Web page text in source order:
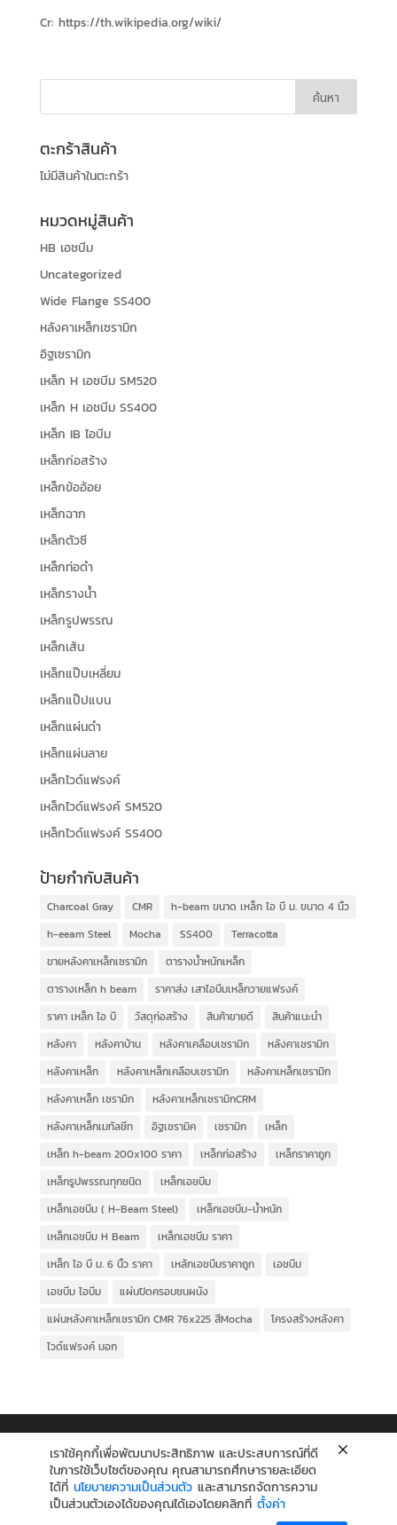
Cr: https://th.wikipedia.org/wiki/
ตะกร้าสินค้า
ไม่มีสินค้าในตะกร้า
หมวดหมู่สินค้า
HB เอชบีม
Uncategorized
Wide Flange SS400
หลังคาเหล็กเซรามิก
อิฐเซรามิก
เหล็ก H เอชบีม SM520
เหล็ก H เอชบีม SS400
เหล็ก IB ไอบีม
เหล็กก่อสร้าง
เหล็กข้ออ้อย
เหล็กฉาก
เหล็กตัวซี
เหล็กท่อดำ
เหล็กรางน้ำ
เหล็กรูปพรรณ
เหล็กเส้น
เหล็กแป๊บเหลี่ยม
เหล็กแป๊ปแบน
เหล็กแผ่นดำ
เหล็กแผ่นลาย
เหล็กไวด์แฟรงค์
เหล็กไวด์แฟรงค์ SM520
เหล็กไวด์แฟรงค์ SS400
ป้ายกำกับสินค้า
Charcoal Gray CMR
h-beam ขนาด เหล็ก ไอ บี ม. ขนาด 4 นิ้ว
h-eeam Steel
Mocha SS400
Terracotta
ขายหลังคาเหล็กเซรามิก
ตารางน้ำหนักเหล็ก
ตารางเหล็ก h beam
ราคาส่ง เสาไอบีมเหล็กวายแฟรงค์
ราคา เหล็ก ไอ บี
วัสดุก่อสร้าง สินค้าขายดี
สินค้าแนะนำ
หลังคา
หลังคาบ้าน หลังคาเคลือบเซรามิก
หลังคาเซรามิก
หลังคาเหล็ก
หลังคาเหล็กเคลือบเซรามิก
หลังคาเหล็กเซรามิก
หลังคาเหล็ก เซรามิก
หลังคาเหล็กเซรามิกCRM
หลังคาเหล็กเมทัลชีท
อิฐเซรามิค เซรามิก
เหล็ก
เหล็ก h-beam 200x100 ราคา
เหล็กก่อสร้าง
เหล็กราคาถูก
เหล็กรูปพรรณทุกชนิด
เหล็กเอชบีม
เหล็กเอชบีม ( H-Beam Steel)
เหล็กเอชบีม-น้ำหนัก
เหล็กเอชบีม H Beam
เหล็กเอชบีม ราคา
เหล็ก ไอ บี ม. 6 นิ้ว ราคา
เหล้กเอชบีมราคาถูก
เอชบีม
เอชบีม ไอบีม
แผ่นปิดครอบชนผนัง
แผ่นหลังคาเหล็กเซรามิก CMR 76x225 สีMocha
โครงสร้างหลังคา
ไวด์แฟรงค์ มอก
เราใช้คุกกี้เพื่อพัฒนาประสิทธิภาพ และประสบการณ์ที่ดี
ในการใช้เว็บไซต์ของคุณ คุณสามารถศึกษารายละเอียด
ได้ที่ นโยบายความเป็นส่วนตัว และสามารถจัดการความ
เป็นส่วนตัวเองได้ของคุณได้เองโดยคลิกที่ ตั้งค่า